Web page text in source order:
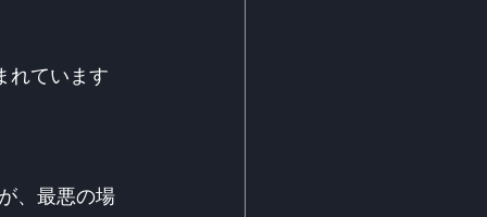
れています
、最悪の場